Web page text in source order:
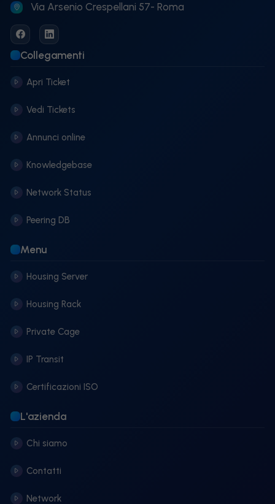
Via Arsenio Crespellani 57- Roma
Collegamenti
Apri Ticket
Vedi Tickets
Annunci online
Knowledgebase
Network Status
Peering DB
Menu
Housing Server
Housing Rack
Private Cage
IP Transit
Certificazioni ISO
L'azienda
Chi siamo
Contatti
Network